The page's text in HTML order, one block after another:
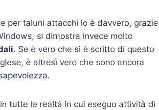
per taluni attacchi lo è davvero, grazie
si dimostra invece molto
. Se è vero che si è scritto di questo
è altresì vero che sono ancora
tutte le realtà in cui eseguo attività di